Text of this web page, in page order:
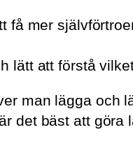
få mer
lätt att förstå
man lägga och
det bäst att